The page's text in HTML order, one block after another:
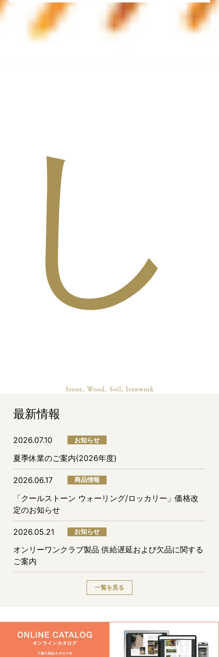
し
最新情報
2026.07.10 お知らせ
夏季休業のご案内(2026年度)
2026.06.17 商品情報
「クールストーン ウォーリング/ロッカリー」価格改
定のお知らせ
2026.05.21 お知らせ
オンリーワンクラブ製品 供給遅延および欠品に関する
ご案内
一覧を見る